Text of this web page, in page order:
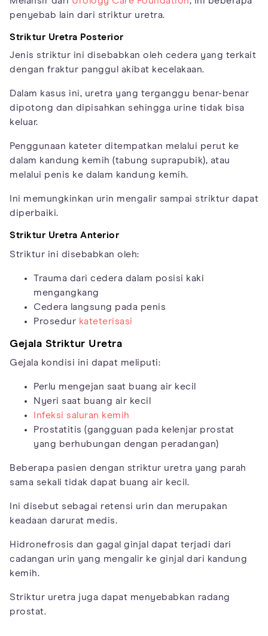
penyebab lain dari striktur uretra.
Striktur Uretra Posterior
Jenis striktur ini disebabkan oleh cedera yang terkait
dengan fraktur panggul akibat kecelakaan.
Dalam kasus ini, uretra yang terganggu benar-benar
dipotong dan dipisahkan sehingga urine tidak bisa
keluar.
Penggunaan kateter ditempatkan melalui perut ke
dalam kandung kemih (tabung suprapubik), atau
melalui penis ke dalam kandung kemih.
Ini memungkinkan urin mengalir sampai striktur dapat
diperbaiki.
Striktur Uretra Anterior
Striktur ini disebabkan oleh:
Trauma dari cedera dalam posisi kaki
mengangkang
Cedera langsung pada penis
Prosedur kateterisasi
Gejala Striktur Uretra
Gejala kondisi ini dapat meliputi:
Perlu mengejan saat buang air kecil
Nyeri saat buang air kecil
Infeksi saluran kemih
Prostatitis (gangguan pada kelenjar prostat
yang berhubungan dengan peradangan)
Beberapa pasien dengan striktur uretra yang parah
sama sekali tidak dapat buang air kecil.
Ini disebut sebagai retensi urin dan merupakan
keadaan darurat medis.
Hidronefrosis dan gagal ginjal dapat terjadi dari
cadangan urin yang mengalir ke ginjal dari kandung
kemih.
Striktur uretra juga dapat menyebabkan radang
prostat.